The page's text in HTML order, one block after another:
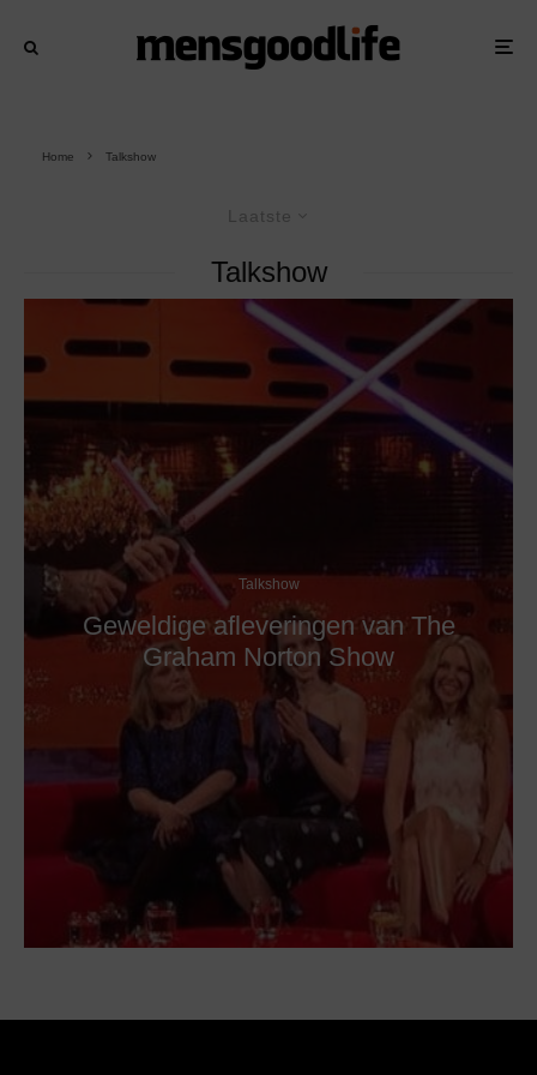
Home Talkshow
Laatste
Talkshow
Talkshow
Geweldige afleveringen van The
Graham Norton Show